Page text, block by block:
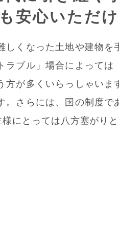
安心いただけ
くなった土地や建物
ブル」場合によっては
方が多くいらっしゃい
さらには、国の制度
にとっては八方塞がりと